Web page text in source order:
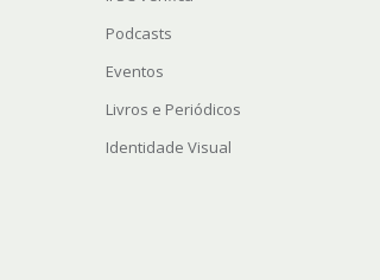
Podcasts
Eventos
Livros e Periódicos
Identidade Visual